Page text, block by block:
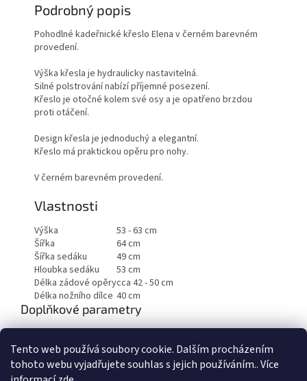
Tento web používá soubory cookie. Dalším procházením
tohoto webu vyjadřujete souhlas s jejich používáním.. Více
Podrobný popis
Pohodlné kadeřnické křeslo Elena v černém barevném
provedení.
Výška křesla je hydraulicky nastavitelná.
Silné polstrování nabízí příjemné posezení.
Křeslo je otočné kolem své osy a je opatřeno brzdou
proti otáčení.
Design křesla je jednoduchý a elegantní.
Křeslo má praktickou opěru pro nohy.
V černém barevném provedení.
Vlastnosti
Výška
53 - 63 cm
Šířka
64 cm
Šířka sedáku
49 cm
Hloubka sedáku
53 cm
Délka zádové opěrycca 42 - 50 cm
Délka nožního dílce 40 cm
Doplňkové parametry
Hmotnost
30 kg